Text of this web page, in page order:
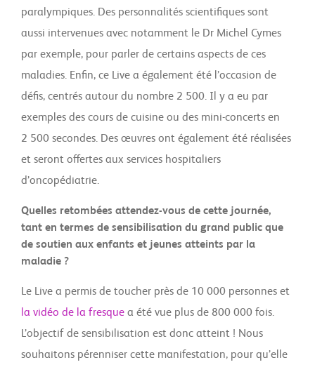
paralympiques. Des personnalités scientifiques sont
aussi intervenues avec notamment le Dr Michel Cymes
par exemple, pour parler de certains aspects de ces
maladies. Enfin, ce Live a également été l’occasion de
défis, centrés autour du nombre 2 500. Il y a eu par
exemples des cours de cuisine ou des mini-concerts en
2 500 secondes. Des œuvres ont également été réalisées
et seront offertes aux services hospitaliers
d’oncopédiatrie.
Quelles retombées attendez-vous de cette journée,
tant en termes de sensibilisation du grand public que
de soutien aux enfants et jeunes atteints par la
maladie ?
Le Live a permis de toucher près de 10 000 personnes et
la vidéo de la fresque a été vue plus de 800 000 fois.
L’objectif de sensibilisation est donc atteint ! Nous
souhaitons pérenniser cette manifestation, pour qu’elle